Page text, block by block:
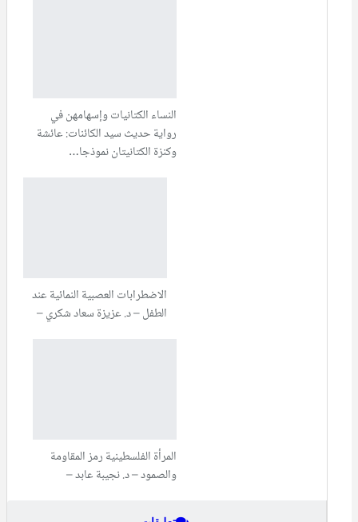
النساء الكتانيات وإسهامهن في
رواية حديث سيد الكائنات: عائشة
وكنزة الكتانيتان نموذجا…
الاضطرابات العصبية النمائية عند
الطفل – د. عزيزة سعاد شكري –
المرأة الفلسطينية رمز المقاومة
والصمود – د. نجيبة عابد –